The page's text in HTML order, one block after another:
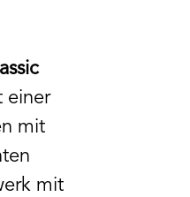
einer
mit
mit